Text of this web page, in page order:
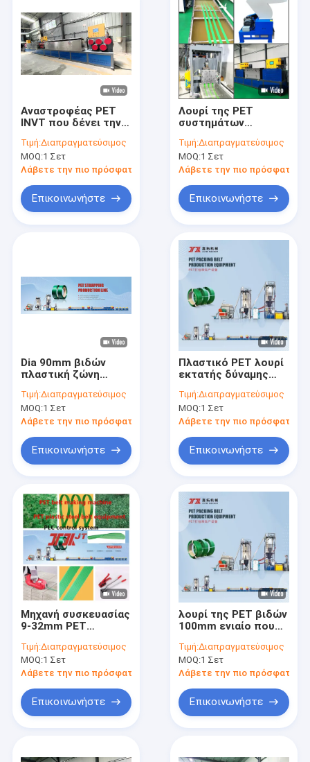
Εμφάνιση VR
Επικοινωνήστε μαζί μας
Ειδήσεις
Μηχανή κατασκευής ιμάντων PP
Μηχανή κατασκευής ιμάντων PET
PP Strap Band Extrusion Line
Γραμμή εξώθησης λουτρών κατοικίδιων ζώων
Δέσιμο της άνεμος μηχανής ζωνών
Αυτοματοποιημένη συσκευή συσκευασίας
Αναστροφέας PET
INVT που δένει την
μηχανημάτων
γραμμών παραγωγής
ζωνών
Τιμή:Διαπραγματεύσιμος
MOQ:1 Σετ
Λάβετε την πιο πρόσφατη τιμή
Επικοινωνήστε
Λουρί της PET
συστημάτων
κάνει το πάχος
μηχανών 0.4mm
1.2mm
Τιμή:Διαπραγματεύσιμος
MOQ:1 Σετ
Λάβετε την πιο πρόσφατη
Επικοινωνήστε
Dia 90mm βιδών
πλαστική ζώνη
PET που
κατασκευάζει τη
μηχανή το διπλής
κύλινδρο
Τιμή:Διαπραγματεύσιμος
MOQ:1 Σετ
Λάβετε την πιο πρόσφατη τιμή
Επικοινωνήστε
Πλαστικό PET λουρί
εκτατής δύναμης
γραμμή παραγωγής
μηχανών
Τιμή:Διαπραγματεύσιμος
MOQ:1 Σετ
Λάβετε την πιο πρόσφατη
Επικοινωνήστε
Μηχανή συσκευασίας
9-32mm PET
παραγωγής ιμάντων
από χάλυβα
Τιμή:Διαπραγματεύσιμος
MOQ:1 Σετ
Λάβετε την πιο πρόσφατη τιμή
Επικοινωνήστε
λουρί της PET βιδών
100mm ενιαίο που
μηχανή τρία την
παραγωγή 300kgs/H
Τιμή:Διαπραγματεύσιμος
MOQ:1 Σετ
Λάβετε την πιο πρόσφατη
Επικοινωνήστε